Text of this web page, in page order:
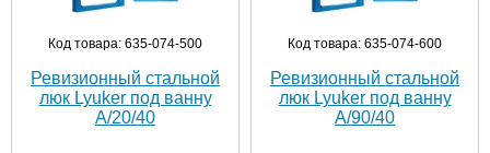
Код товара: 635-074-500
Ревизионный стальной
люк Lyuker под ванну
A/20/40
Код товара: 635-074-600
Ревизионный стальной
люк Lyuker под ванну
A/90/40